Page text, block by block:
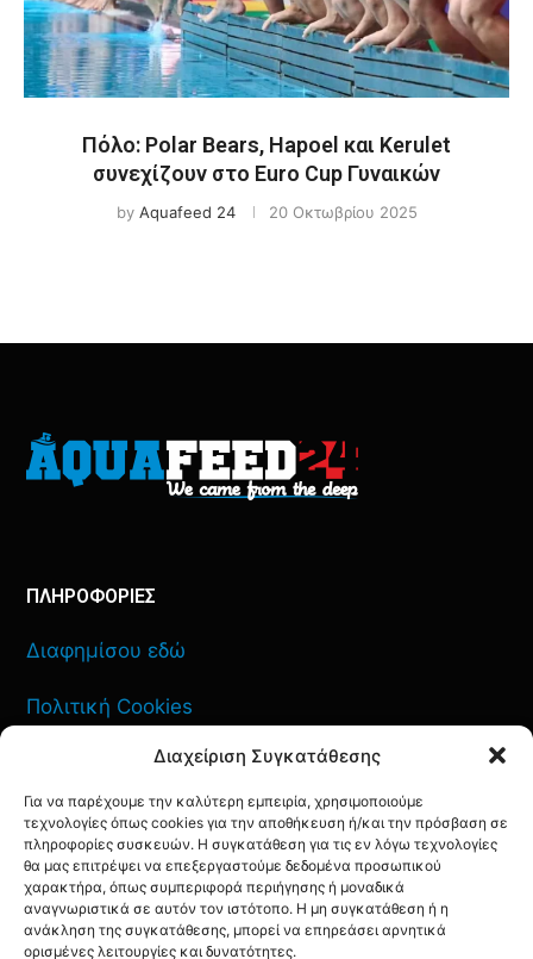
Διαχείριση Συγκατάθεσης
Για να παρέχουμε την καλύτερη εμπειρία, χρησιμοποιούμε
τεχνολογίες όπως cookies για την αποθήκευση ή/και την πρόσβαση σε
πληροφορίες συσκευών. Η συγκατάθεση για τις εν λόγω τεχνολογίες
θα μας επιτρέψει να επεξεργαστούμε δεδομένα προσωπικού
χαρακτήρα, όπως συμπεριφορά περιήγησης ή μοναδικά
αναγνωριστικά σε αυτόν τον ιστότοπο. Η μη συγκατάθεση ή η
ανάκληση της συγκατάθεσης, μπορεί να επηρεάσει αρνητικά
ορισμένες λειτουργίες και δυνατότητες.
Πόλο: Polar Bears, Hapoel και Kerulet
συνεχίζουν στο Euro Cup Γυναικών
by Aquafeed 24 20 Οκτωβρίου 2025
ΠΛΗΡΟΦΟΡΙΕΣ
Διαφημίσου εδώ
Πολιτική Cookies
Πολιτική Απορρήτου
ΕΠΙΚΟΙΝΩΝΙΑ